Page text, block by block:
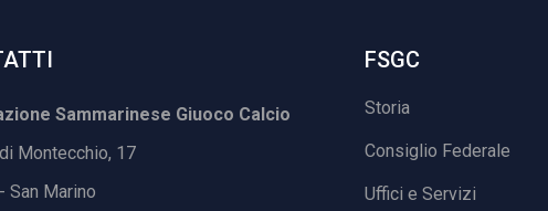
Sammarinese Giuoco Calcio
Montecchio, 17
San Marino
FSGC
Storia
Consiglio Federale
Uffici e Servizi